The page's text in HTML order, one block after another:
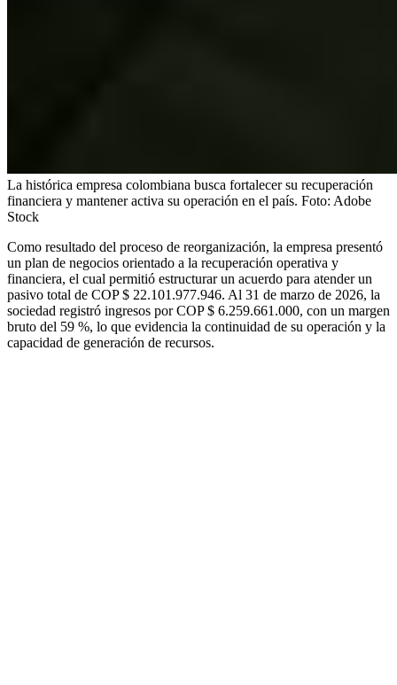
La histórica empresa colombiana busca fortalecer su recuperación
financiera y mantener activa su operación en el país. Foto: Adobe
Stock
Como resultado del proceso de reorganización, la empresa presentó
un plan de negocios orientado a la recuperación operativa y
financiera, el cual permitió estructurar un acuerdo para atender un
pasivo total de COP $ 22.101.977.946. Al 31 de marzo de 2026, la
sociedad registró ingresos por COP $ 6.259.661.000, con un margen
bruto del 59 %, lo que evidencia la continuidad de su operación y la
capacidad de generación de recursos.